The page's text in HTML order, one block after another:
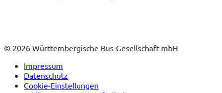
© 2026 Württembergische Bus-Gesellschaft mbH
Impressum
Datenschutz
Cookie-Einstellungen